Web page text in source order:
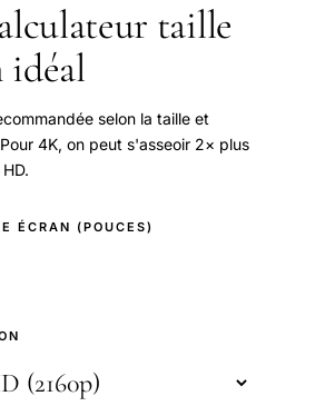
taille
idéal
selon la taille et
4K, on peut s'asseoir 2× plus
ÉCRAN (POUCES)